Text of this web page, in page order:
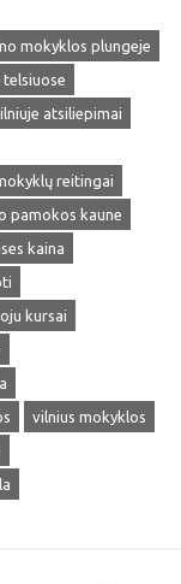
mokyklos plungeje
atsiliepimai
reitingai
pamokos kaune
kaina
kursai
vilnius mokyklos